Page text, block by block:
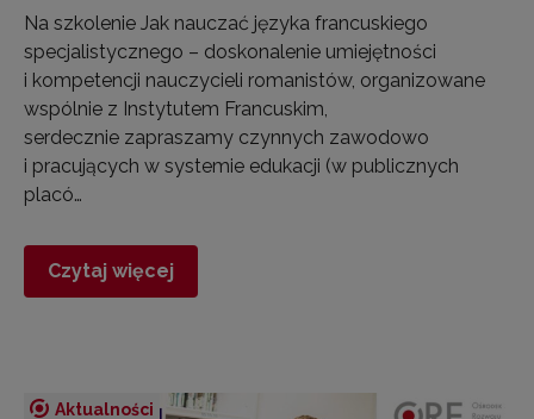
Na szkolenie Jak nauczać języka francuskiego
specjalistycznego – doskonalenie umiejętności
i kompetencji nauczycieli romanistów, organizowane
wspólnie z Instytutem Francuskim,
serdecznie zapraszamy czynnych zawodowo
i pracujących w systemie edukacji (w publicznych
placó…
Czytaj więcej
Aktualności